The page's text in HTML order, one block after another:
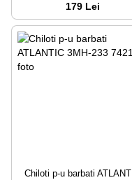
179 Lei
Chiloti p-u barbati